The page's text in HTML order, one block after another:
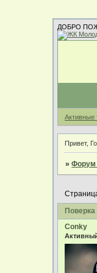
ДОБРО
Активные
Привет,
»Форум
Поверка
Conky